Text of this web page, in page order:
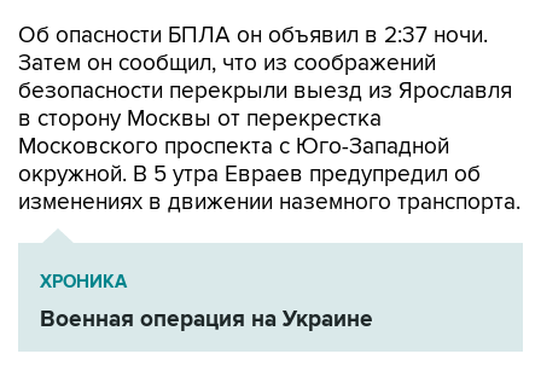
Об опасности БПЛА он объявил в 2:37 ночи.
Затем он сообщил, что из соображений
безопасности перекрыли выезд из Ярославля
в сторону Москвы от перекрестка
Московского проспекта с Юго-Западной
окружной. В 5 утра Евраев предупредил об
изменениях в движении наземного транспорта.
ХРОНИКА
Военная операция на Украине